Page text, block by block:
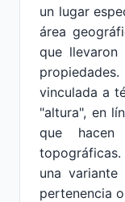
un lugar
área
que
vinculada a
"altura", en
que hacen
topográficas.
una
pertenencia